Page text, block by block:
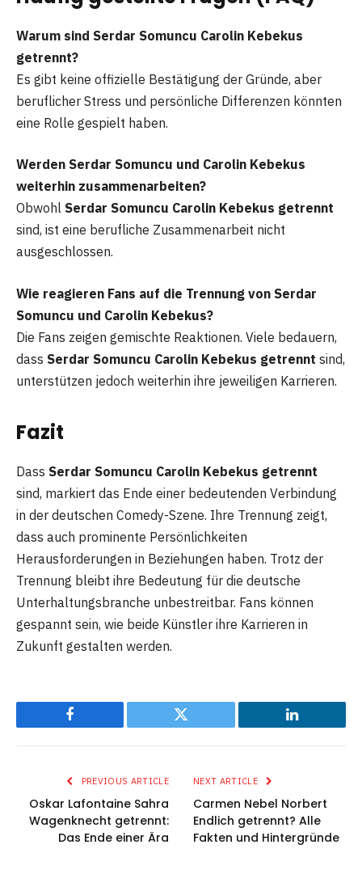
Warum sind Serdar Somuncu Carolin Kebekus
getrennt?
Es gibt keine offizielle Bestätigung der Gründe, aber
beruflicher Stress und persönliche Differenzen könnten
eine Rolle gespielt haben.
Werden Serdar Somuncu und Carolin Kebekus
weiterhin zusammenarbeiten?
Obwohl Serdar Somuncu Carolin Kebekus getrennt
sind, ist eine berufliche Zusammenarbeit nicht
ausgeschlossen.
Wie reagieren Fans auf die Trennung von Serdar
Somuncu und Carolin Kebekus?
Die Fans zeigen gemischte Reaktionen. Viele bedauern,
dass Serdar Somuncu Carolin Kebekus getrennt sind,
unterstützen jedoch weiterhin ihre jeweiligen Karrieren.
Fazit
Dass Serdar Somuncu Carolin Kebekus getrennt
sind, markiert das Ende einer bedeutenden Verbindung
in der deutschen Comedy-Szene. Ihre Trennung zeigt,
dass auch prominente Persönlichkeiten
Herausforderungen in Beziehungen haben. Trotz der
Trennung bleibt ihre Bedeutung für die deutsche
Unterhaltungsbranche unbestreitbar. Fans können
gespannt sein, wie beide Künstler ihre Karrieren in
Zukunft gestalten werden.
Facebook Twitter LinkedIn
PREVIOUS ARTICLE
Oskar Lafontaine Sahra
Wagenknecht getrennt:
Das Ende einer Ära
NEXT ARTICLE
Carmen Nebel Norbert
Endlich getrennt? Alle
Fakten und Hintergründe